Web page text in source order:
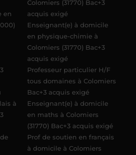
en
à
Colomiers (31770) Bac+3
acquis exigé
Enseignant(e) à domicile
en physique-chimie à
Colomiers (31770) Bac+3
acquis exigé
Professeur particulier H/F
tous domaines à Colomiers
Bac+3 acquis exigé
Enseignant(e) à domicile
en maths à Colomiers
(31770) Bac+3 acquis exigé
Prof de soutien en français
à domicile à Colomiers